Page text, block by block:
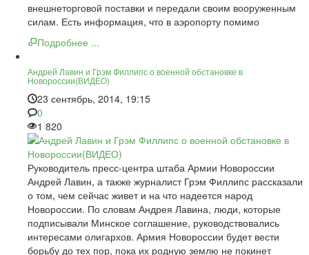
внешнеторговой поставки и передали своим вооруженным
силам. Есть информация, что в аэропорту помимо
Подробнее ...
Андрей Лавин и Грэм Филлипс о военной обстановке в
Новороссии(ВИДЕО)
23 сентябрь, 2014, 19:15
0
1 820
Руководитель пресс-центра штаба Армии Новороссии
Андрей Лавин, а также журналист Грэм Филлипс рассказали
о том, чем сейчас живет и на что надеется народ
Новороссии. По словам Андрея Лавина, люди, которые
подписывали Минское соглашение, руководствовались
интересами олигархов. Армия Новороссии будет вести
борьбу до тех пор, пока их родную землю не покинет